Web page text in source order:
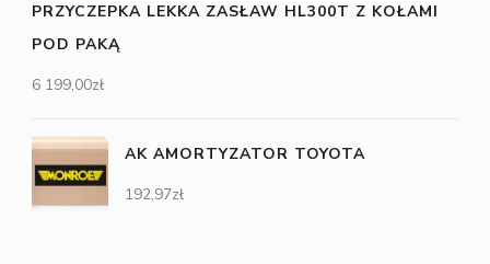
PRZYCZEPKA LEKKA ZASŁAW HL300T Z KOŁAMI
POD PAKĄ
6 199,00zł
AK AMORTYZATOR TOYOTA
192,97zł